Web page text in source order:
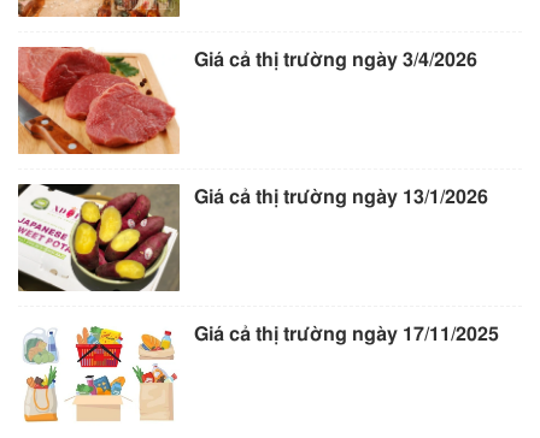
Giá cả thị trường ngày 3/4/2026
Giá cả thị trường ngày 13/1/2026
Giá cả thị trường ngày 17/11/2025